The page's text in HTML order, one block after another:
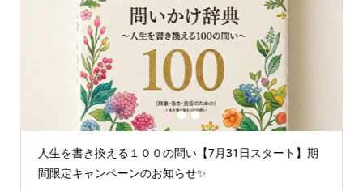
人生を書き換える１００の問い【7月31日スタート】期
間限定キャンペーンのお知らせ✨
2 3